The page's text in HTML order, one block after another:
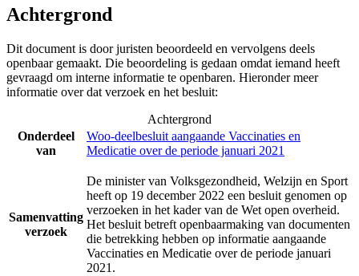
Achtergrond
Dit document is door juristen beoordeeld en vervolgens deels
openbaar gemaakt. Die beoordeling is gedaan omdat iemand heeft
gevraagd om interne informatie te openbaren. Hieronder meer
informatie over dat verzoek en het besluit:
Achtergrond
Onderdeel
van
Woo-deelbesluit aangaande Vaccinaties en
Medicatie over de periode januari 2021
Samenvatting
verzoek
De minister van Volksgezondheid, Welzijn en Sport
heeft op 19 december 2022 een besluit genomen op
verzoeken in het kader van de Wet open overheid.
Het besluit betreft openbaarmaking van documenten
die betrekking hebben op informatie aangaande
Vaccinaties en Medicatie over de periode januari
2021.